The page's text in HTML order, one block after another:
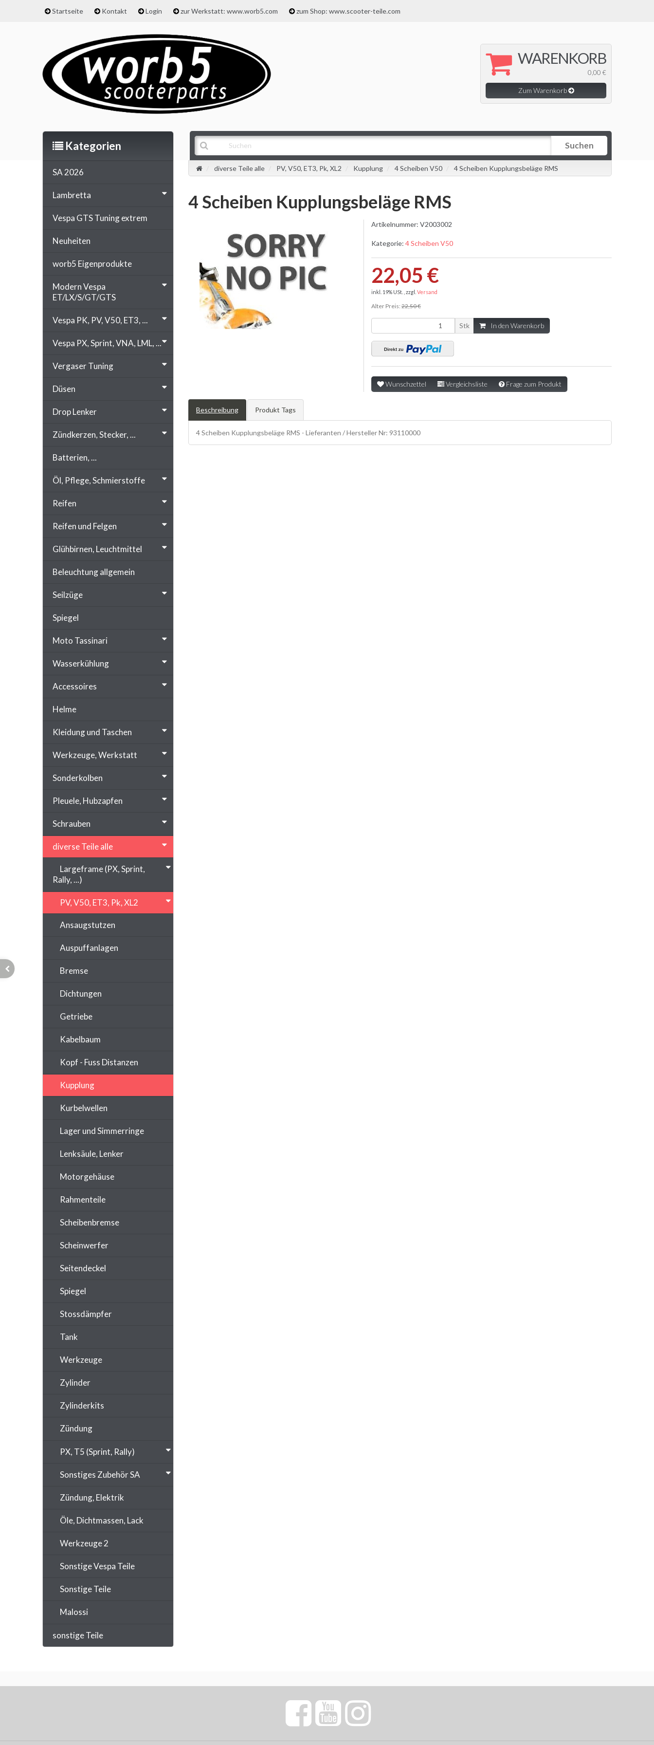
Startseite Kontakt Login zur Werkstatt: www.worb5.com zum Shop: www.scooter-teile.com
WARENKORB
0,00 €
Zum Warenkorb
Suchen
diverse Teile alle PV, V50, ET3, Pk, XL2 Kupplung 4 Scheiben V50 4 Scheiben Kupplungsbeläge RMS
4 Scheiben Kupplungsbeläge RMS
Artikelnummer: V2003002
Kategorie: 4 Scheiben V50
22,05 €
inkl. 19% USt. , zzgl. Versand
Alter Preis: 22,50 €
Stk In den Warenkorb
Wunschzettel Vergleichsliste Frage zum Produkt
Beschreibung Produkt Tags
4 Scheiben Kupplungsbeläge RMS - Lieferanten / Hersteller Nr: 93110000
Kategorien
SA 2026
Lambretta
Vespa GTS Tuning extrem
Neuheiten
worb5 Eigenprodukte
Modern Vespa
ET/LX/S/GT/GTS
Vespa PK, PV, V50, ET3, ...
Vespa PX, Sprint, VNA, LML, ...
Vergaser Tuning
Düsen
Drop Lenker
Zündkerzen, Stecker, ...
Batterien, ...
Öl, Pflege, Schmierstoffe
Reifen
Reifen und Felgen
Glühbirnen, Leuchtmittel
Beleuchtung allgemein
Seilzüge
Spiegel
Moto Tassinari
Wasserkühlung
Accessoires
Helme
Kleidung und Taschen
Werkzeuge, Werkstatt
Sonderkolben
Pleuele, Hubzapfen
Schrauben
diverse Teile alle
Largeframe (PX, Sprint,
Rally, ...)
PV, V50, ET3, Pk, XL2
Ansaugstutzen
Auspuffanlagen
Bremse
Dichtungen
Getriebe
Kabelbaum
Kopf - Fuss Distanzen
Kupplung
Kurbelwellen
Lager und Simmerringe
Lenksäule, Lenker
Motorgehäuse
Rahmenteile
Scheibenbremse
Scheinwerfer
Seitendeckel
Spiegel
Stossdämpfer
Tank
Werkzeuge
Zylinder
Zylinderkits
Zündung
PX, T5 (Sprint, Rally)
Sonstiges Zubehör SA
Zündung, Elektrik
Öle, Dichtmassen, Lack
Werkzeuge 2
Sonstige Vespa Teile
Sonstige Teile
Malossi
sonstige Teile